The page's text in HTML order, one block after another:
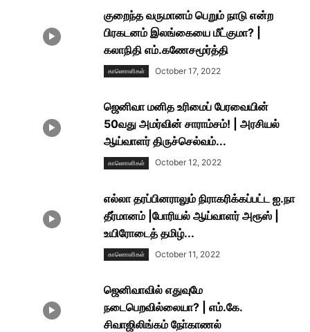
குறைந்த வருமானம் பெறும் நாடு என்ற
பிரகடனம் இலங்கையை மீட்குமா? |
கலாநிதி எம்.கணேசமூர்த்தி
காணாெளிகள் October 17, 2022
ஜெனிவா மனித உரிமைப் பேரவையின்
50வது அமர்வின் சாராம்சம்! | அரசியல்
ஆய்வாளர் திருச்செல்வம்...
காணாெளிகள் October 12, 2022
எல்லா தரப்பினராலும் நிராகரிக்கப்பட்ட ஐ.நா
தீர்மானம் |போரியல் ஆய்வாளர் அரூஸ் |
உயிரோடைத் தமிழ்...
காணாெளிகள் October 11, 2022
ஜெனிவாவில் எதுவுமே
நடைபெறவில்லையா? | எம்.கே.
சிவாஜிலிங்கம் நோ்காணல்